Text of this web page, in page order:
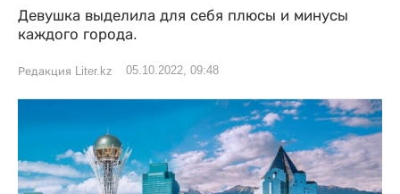
Девушка выделила для себя плюсы и минусы
каждого города.
Редакция Liter.kz 05.10.2022, 09:48